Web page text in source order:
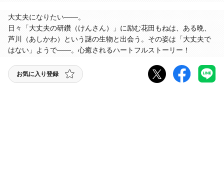
大丈夫になりたい――。
日々「大丈夫の研鑽（けんさん）」に励む花田もねは、ある晩、
芦川（あしかわ）という謎の生物と出会う。その姿は「大丈夫で
はない」ようで――。心癒されるハートフルストーリー！
お気に入り登録